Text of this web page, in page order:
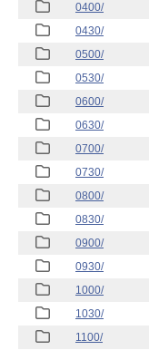
0400/
0430/
0500/
0530/
0600/
0630/
0700/
0730/
0800/
0830/
0900/
0930/
1000/
1030/
1100/